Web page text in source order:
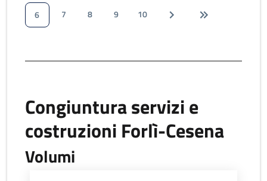
6
7 8 9 10
Congiuntura servizi e
costruzioni Forlì-Cesena
Volumi